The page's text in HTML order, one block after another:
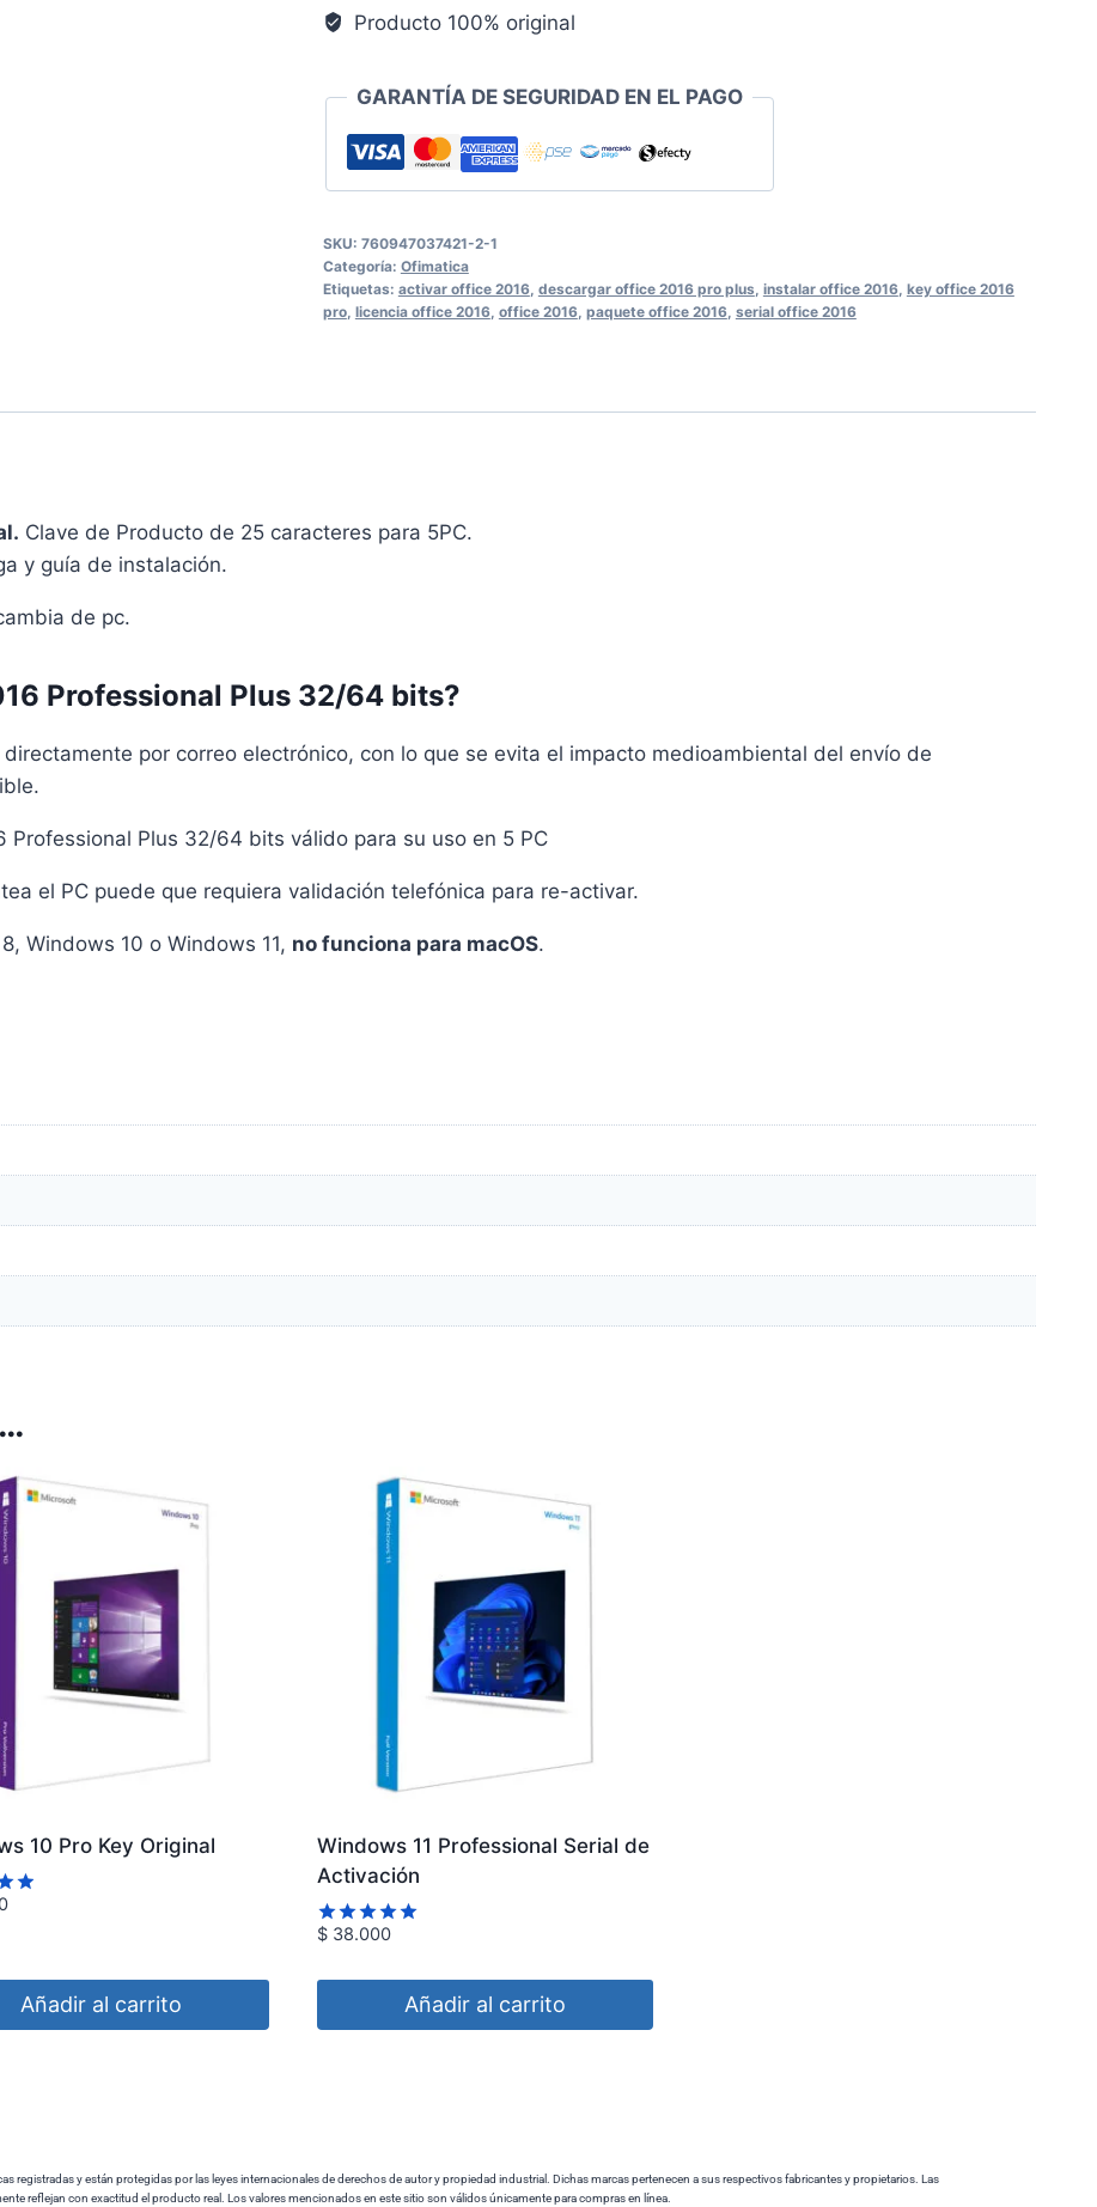
Producto 100% original
GARANTÍA DE SEGURIDAD EN EL PAGO
SKU: 760947037421-2-1
Categoría: Ofimatica
Etiquetas: activar office 2016, descargar office 2016 pro plus instalar office 2016, key office 2016
pro, licencia office 2016, office 2016, paquete office 2016, serial office 2016
Clave de Producto de 25 caracteres para 5PC.
y guía de instalación.
de pc.
Professional Plus 32/64 bits?
por correo electrónico, con lo que se evita el impacto medioambiental del envío de
Plus 32/64 bits válido para su uso en 5 PC
el PC puede que requiera validación telefónica para re-activar.
Windows 10 o Windows 11, no funciona para macOS.
10 Pro Key Original
Añadir al carrito
Windows 11 Professional Serial de
Activación
Valorado
de 5
$ 38.000
Añadir al carrito
registradas y están protegidas por las leyes internacionales de derechos de autor y propiedad industrial. Dichas marcas pertenecen a sus respectivos fabricantes y propietarios. Las
reflejan con exactitud el producto real. Los valores mencionados en este sitio son válidos únicamente para compras en línea.